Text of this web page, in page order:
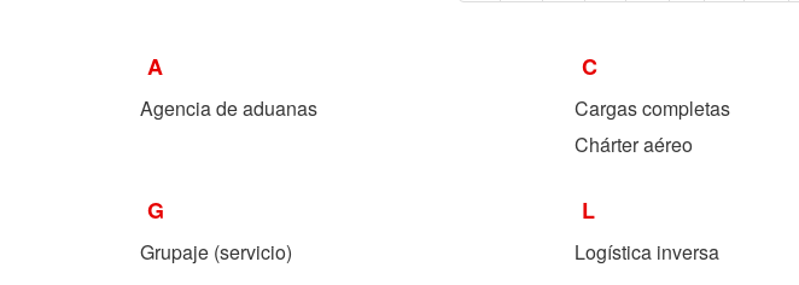
A
Agencia de aduanas
C
Cargas completas
Chárter aéreo
G
Grupaje (servicio)
L
Logística inversa